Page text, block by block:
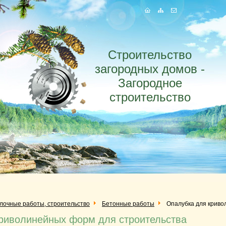
Строительство
загородных домов -
Загородное
строительство
работы, строительство Бетонные работы Опалубка для
форм для строительства